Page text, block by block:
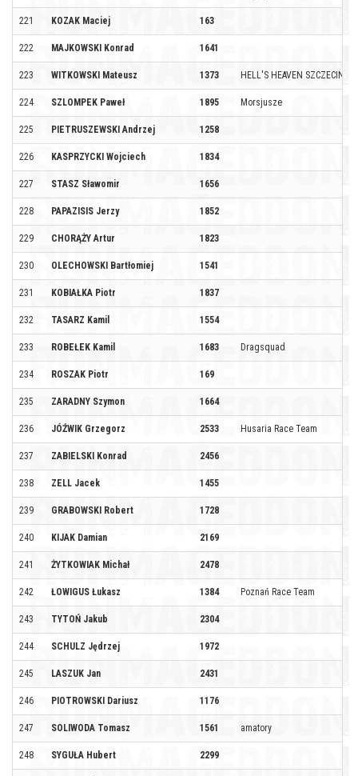
221 KOZAK Maciej 163
222 MAJKOWSKI Konrad 1641
223 WITKOWSKI Mateusz 1373 HELL'S HEAVEN SZCZECIN
224 SZLOMPEK Paweł 1895 Morsjusze
225 PIETRUSZEWSKI Andrzej 1258
226 KASPRZYCKI Wojciech 1834
227 STASZ Sławomir 1656
228 PAPAZISIS Jerzy 1852
229 CHORĄŻY Artur 1823
230 OLECHOWSKI Bartłomiej 1541
231 KOBIAŁKA Piotr 1837
232 TASARZ Kamil 1554
233 ROBEŁEK Kamil 1683 Dragsquad
234 ROSZAK Piotr 169
235 ZARADNY Szymon 1664
236 JÓŹWIK Grzegorz 2533 Husaria Race Team
237 ZABIELSKI Konrad 2456
238 ZELL Jacek 1455
239 GRABOWSKI Robert 1728
240 KIJAK Damian 2169
241 ŻYTKOWIAK Michał 2478
242 ŁOWIGUS Łukasz 1384 Poznań Race Team
243 TYTOŃ Jakub 2304
244 SCHULZ Jędrzej 1972
245 LASZUK Jan 2431
246 PIOTROWSKI Dariusz 1176
247 SOLIWODA Tomasz 1561 amatory
248 SYGUŁA Hubert 2299